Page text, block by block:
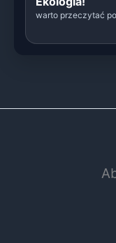
warto przeczytać